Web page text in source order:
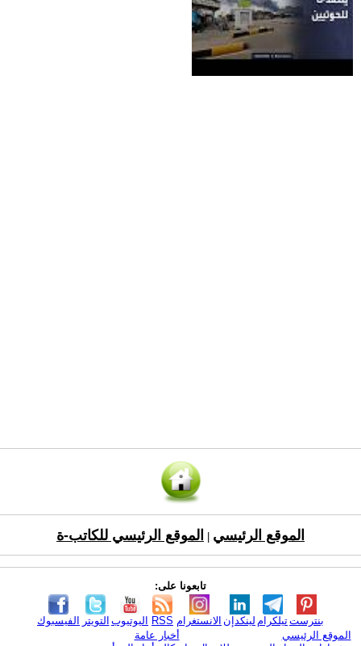
الموقع الرئيسي الموقع الرئيسي للكاتب-ة
تابعونا على:
الفيسبوك التويتر اليوتيوب RSS الانستغرام لينكدإن تيلكرامبنترست
الموقع الرئيسي
أخبار عامة